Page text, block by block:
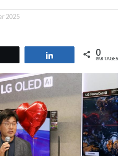
2025
Partagez 0
PARTAGES